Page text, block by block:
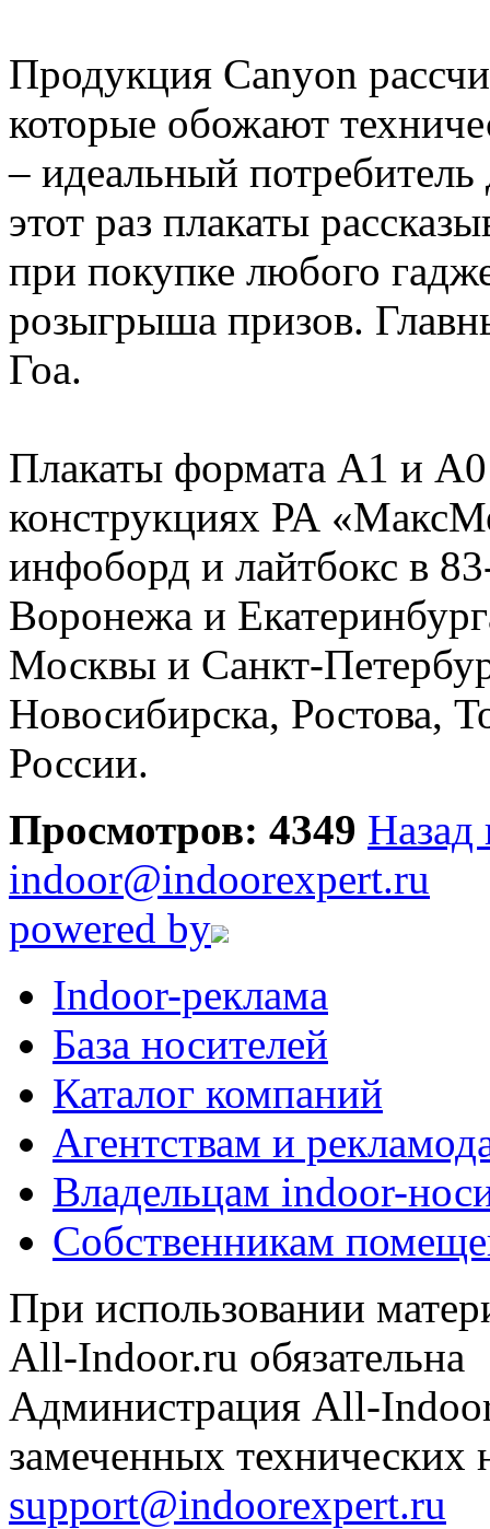
Продукция Canyon
которые обожают
– идеальный
этот раз плакаты
при покупке любого
розыгрыша призов.
Гоа.
Плакаты формата А1 и
конструкциях РА
инфоборд и лайтбокс в
Воронежа и
Москвы и Санкт-
Новосибирска, Ростова,
России.
Просмотров: 4349 Назад
indoor@indoorexpert.ru
powered by
Indoor-реклама
База носителей
Каталог компаний
Агентствам и
Владельцам indoor-
Собственникам
При использовании
All-Indoor.ru обязательна
Администрация All-
замеченных технических
support@indoorexpert.ru